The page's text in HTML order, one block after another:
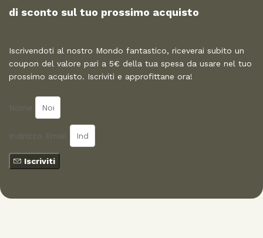
di sconto sul tuo prossimo acquisto​
Iscrivendoti al nostro Mondo fantastico, riceverai subito un
coupon del valore pari a 5€ della tua spesa da usare nel tuo
prossimo acquisto. Iscriviti e approfittane ora!
Nome
Indirizzo Email
Iscriviti